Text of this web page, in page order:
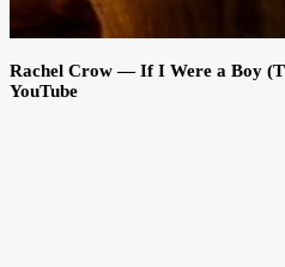
Rachel Crow — If I Were a Boy
YouTube